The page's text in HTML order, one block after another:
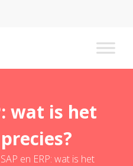
wat is het
SAP en ERP: wat is het